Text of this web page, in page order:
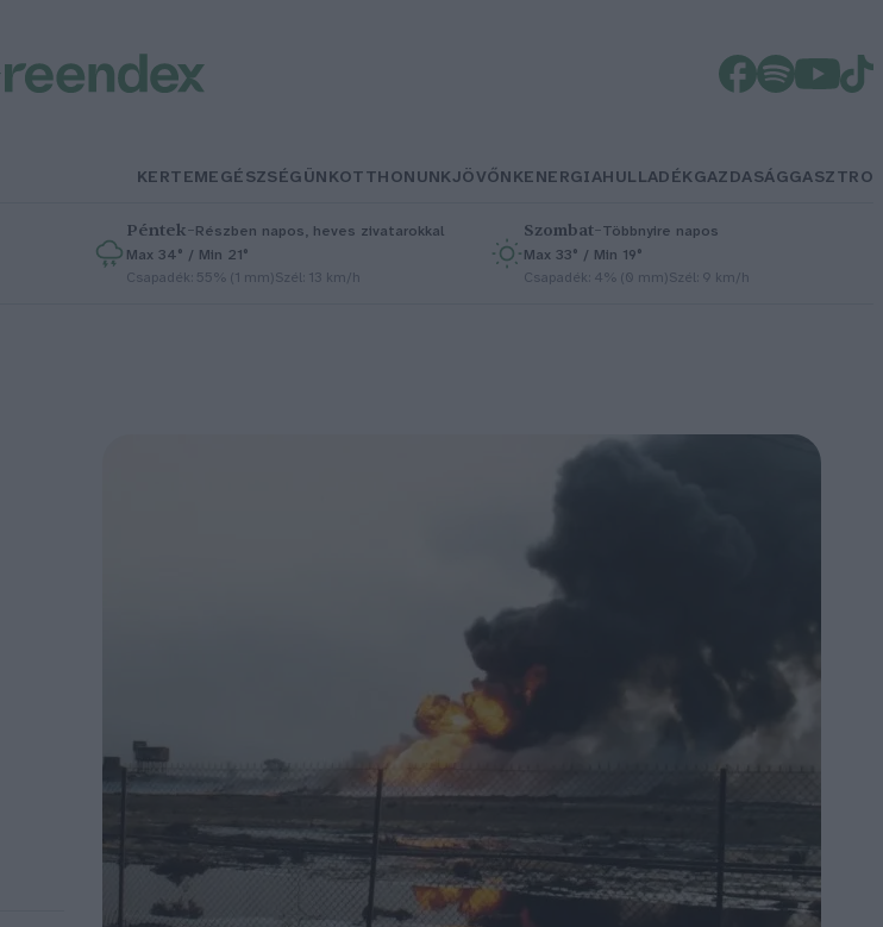
KERTEMEGÉSZSÉGÜNKOTTHONUNKJÖVŐNKENERGIAHULLADÉKGAZDASÁGGASZTRO
Péntek–Részben napos, heves zivatarokkal
Max 34° / Min 21°
Csapadék: 55% (1 mm)Szél: 13 km/h
Szombat–Többnyire napos
Max 33° / Min 19°
Csapadék: 4% (0 mm)Szél: 9 km/h